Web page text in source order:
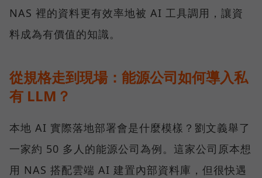
NAS 裡的資料更有效率地被 AI 工具調用，讓資
料成為有價值的知識。
從規格走到現場：能源公司如何導入私
有 LLM？
本地 AI 實際落地部署會是什麼模樣？劉文義舉了
一家約 50 多人的能源公司為例。這家公司原本想
用 NAS 搭配雲端 AI 建置內部資料庫，但很快遇